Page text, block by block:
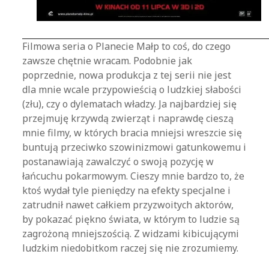
Filmowa seria o Planecie Małp to coś, do czego
zawsze chętnie wracam. Podobnie jak
poprzednie, nowa produkcja z tej serii nie jest
dla mnie wcale przypowieścią o ludzkiej słabości
(złu), czy o dylematach władzy. Ja najbardziej się
przejmuję krzywdą zwierząt i naprawdę cieszą
mnie filmy, w których bracia mniejsi wreszcie się
buntują przeciwko szowinizmowi gatunkowemu i
postanawiają zawalczyć o swoją pozycję w
łańcuchu pokarmowym. Cieszy mnie bardzo to, że
ktoś wydał tyle pieniędzy na efekty specjalne i
zatrudnił nawet całkiem przyzwoitych aktorów,
by pokazać piękno świata, w którym to ludzie są
zagrożoną mniejszością. Z widzami kibicującymi
ludzkim niedobitkom raczej się nie zrozumiemy.